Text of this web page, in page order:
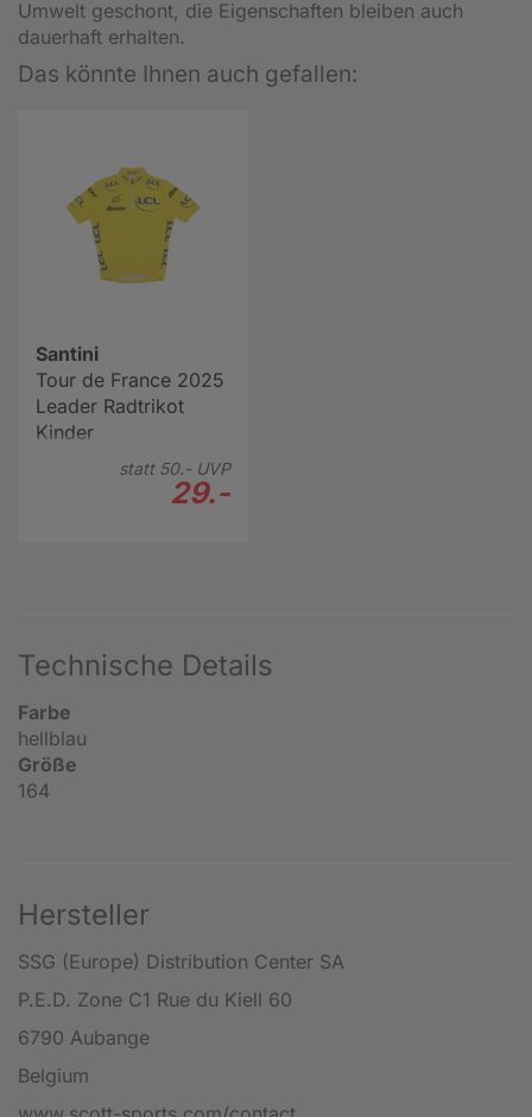
Umwelt geschont, die Eigenschaften bleiben auch
dauerhaft erhalten.
Das könnte Ihnen auch gefallen:
Santini
Tour de France 2025
Leader Radtrikot
Kinder
statt 50.-UVP
29.-
Technische Details
Farbe
hellblau
Größe
164
Hersteller
SSG (Europe) Distribution Center SA
P.E.D. Zone C1 Rue du Kiell 60
6790 Aubange
Belgium